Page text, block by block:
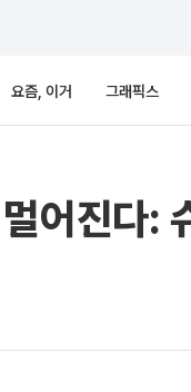
요즘, 이거 그래픽스
어진다: